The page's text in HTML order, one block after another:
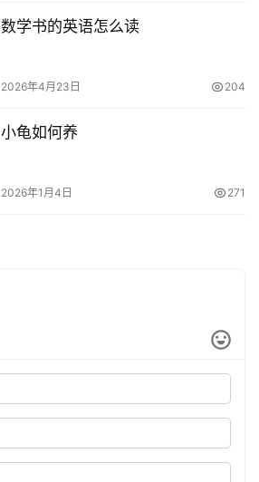
数学书的英语怎么读
2026年4月23日 204
小龟如何养
2026年1月4日 271